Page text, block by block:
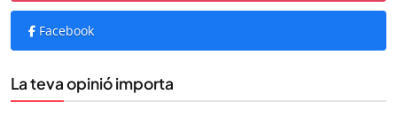
Facebook
La teva opinió importa